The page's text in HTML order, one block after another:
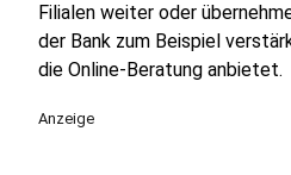
Filialen weiter oder
der Bank zum Beispiel
die Online-Beratung anbietet.
Anzeige